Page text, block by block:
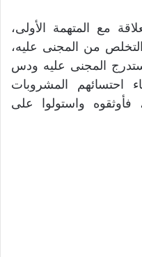
مع المتهمة الأولى،
من المجنى عليه،
استدرج المجنى عليه ودس
احتسائهم المشروبات
واستولوا على